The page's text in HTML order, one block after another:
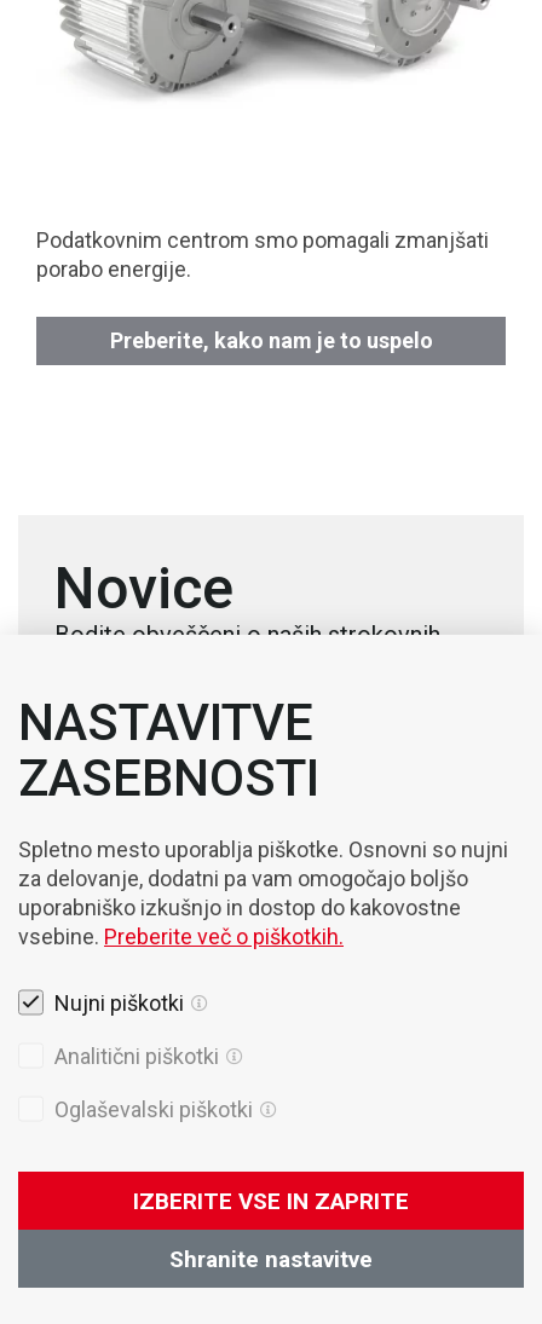
Podatkovnim centrom smo pomagali zmanjšati
porabo energije.
Preberite, kako nam je to uspelo
Novice
Bodite obveščeni o naših strokovnih
Prijava
Strinjam se sPogoji poslovanja
VZPOSTAVI STIK
Kontaktirajte našega svetovalca
marketing@domel.com
NASTAVITVE
ZASEBNOSTI
Spletno mesto uporablja piškotke. Osnovni so nujni
za delovanje, dodatni pa vam omogočajo boljšo
uporabniško izkušnjo in dostop do kakovostne
vsebine. Preberite več o piškotkih.
Nujni piškotki
Analitični piškotki
Oglaševalski piškotki
IZBERITE VSE IN ZAPRITE
Shranite nastavitve